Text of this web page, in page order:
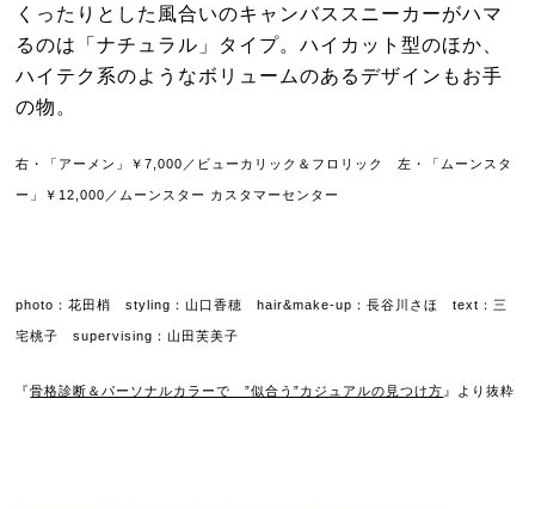
くったりとした風合いのキャンバススニーカーがハマ
るのは「ナチュラル」タイプ。ハイカット型のほか、
ハイテク系のようなボリュームのあるデザインもお手
の物。
右・「アーメン」￥7,000／ビューカリック＆フロリック 左・「ムーンスタ
ー」￥12,000／ムーンスター カスタマーセンター
photo：花田梢 styling：山口香穂 hair&make-up：長谷川さほ text：三
宅桃子 supervising：山田芙美子
『骨格診断＆パーソナルカラーで ”似合う”カジュアルの見つけ方 』より抜粋